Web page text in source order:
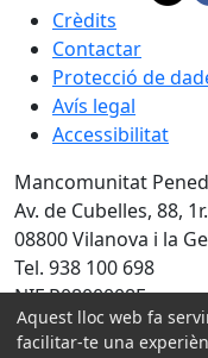
Crèdits
Contactar
Protecció de
Avís legal
Accessibilitat
Mancomunitat
Av. de Cubelles, 88, 1r.
08800 Vilanova i la
Tel. 938 100 698
NIF P0800008E
Amb la col·laboració
Aquest lloc web fa
facilitar-te una